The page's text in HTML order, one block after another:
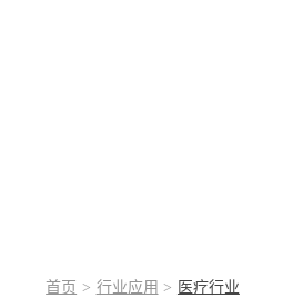
首页 > 行业应用 > 医疗行业